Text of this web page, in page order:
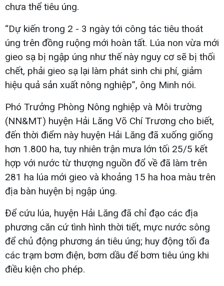
chưa thể tiêu úng.
“Dự kiến trong 2 - 3 ngày tới công tác tiêu thoát
úng trên đồng ruộng mới hoàn tất. Lúa non vừa mới
gieo sạ bị ngập úng như thế này nguy cơ sẽ bị thối
chết, phải gieo sạ lại làm phát sinh chi phí, giảm
hiệu quả sản xuất nông nghiệp”, ông Minh nói.
Phó Trưởng Phòng Nông nghiệp và Môi trường
(NN&MT) huyện Hải Lăng Võ Chí Trương cho biết,
đến thời điểm này huyện Hải Lăng đã xuống giống
hơn 1.800 ha, tuy nhiên trận mưa lớn tối 25/5 kết
hợp với nước từ thượng nguồn đổ về đã làm trên
281 ha lúa mới gieo và khoảng 15 ha hoa màu trên
địa bàn huyện bị ngập úng.
Để cứu lúa, huyện Hải Lăng đã chỉ đạo các địa
phương căn cứ tình hình thời tiết, mực nước sông
để chủ động phương án tiêu úng; huy động tối đa
các trạm bơm điện, bơm dầu để bơm tiêu úng khi
điều kiện cho phép.